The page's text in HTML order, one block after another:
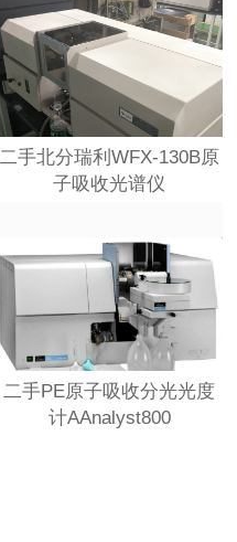
二手北分瑞利WFX-130B原
子吸收光谱仪
二手PE原子吸收分光光度
计AAnalyst800